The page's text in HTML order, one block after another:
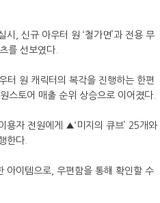
, 신규 아우터 원 ‘철가면’과 전용 무
를 선보였다.
터 원 캐릭터의 복각을 진행하는 한편
스토어 매출 순위 상승으로 이어졌다.
용자 전원에게 ▲‘미지의 큐브’ 25개와
한다.
아이템으로, 우편함을 통해 확인할 수